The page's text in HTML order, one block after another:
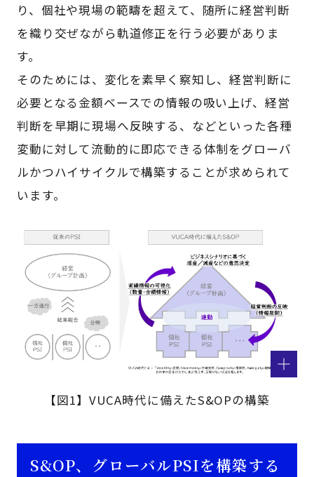
り、個社や現場の範疇を超えて、随所に経営判断
を織り交ぜながら軌道修正を行う必要がありま
す。
そのためには、変化を素早く察知し、経営判断に
必要となる金額ベースでの情報の吸い上げ、経営
判断を早期に現場へ反映する、などといった各種
変動に対して流動的に即応できる体制をグローバ
ルかつハイサイクルで構築することが求められて
います。
【図1】VUCA時代に備えたS&OPの構築
S&OP、グローバルPSIを構築する